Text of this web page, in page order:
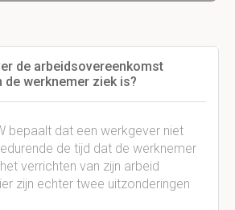
de arbeidsovereenkomst
werknemer ziek is?
bepaalt dat een werkgever niet
de tijd dat de werknemer
verrichten van zijn arbeid
zijn echter twee uitzonderingen